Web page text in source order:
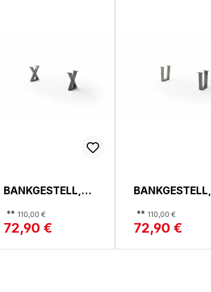
BANKGESTELL,
** 110,00 €
72,90 €
BANKGESTELL,
** 110,00 €
72,90 €